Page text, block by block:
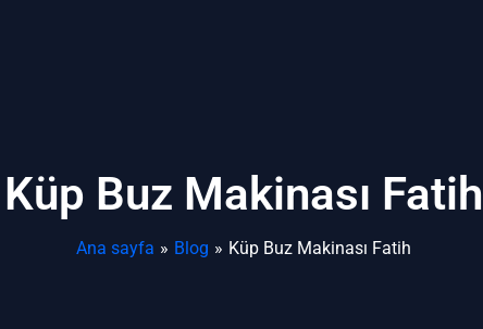
Küp Buz Makinası Fatih
Ana sayfa Blog Küp Buz Makinası Fatih